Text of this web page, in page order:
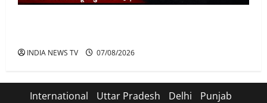
INDIA NEWS TV 07/08/2026
International Uttar Pradesh Delhi
Punjab